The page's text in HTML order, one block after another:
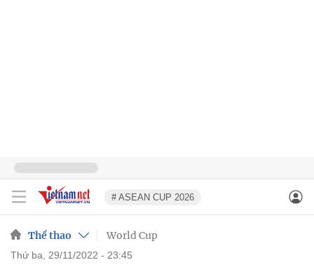
# ASEAN CUP 2026
Thể thao World Cup
thứ ba, 29/11/2022 - 23:45